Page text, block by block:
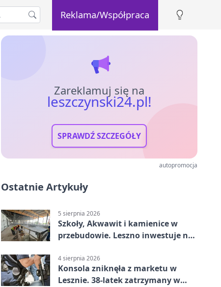
Reklama/Współpraca
Zareklamuj się na
leszczynski24.pl!
SPRAWDŹ SZCZEGÓŁY
autopromocja
Ostatnie Artykuły
5 sierpnia 2026
Szkoły, Akwawit i kamienice w
przebudowie. Leszno inwestuje na
4 sierpnia 2026
Konsola zniknęła z marketu w
Lesznie. 38-latek zatrzymany w